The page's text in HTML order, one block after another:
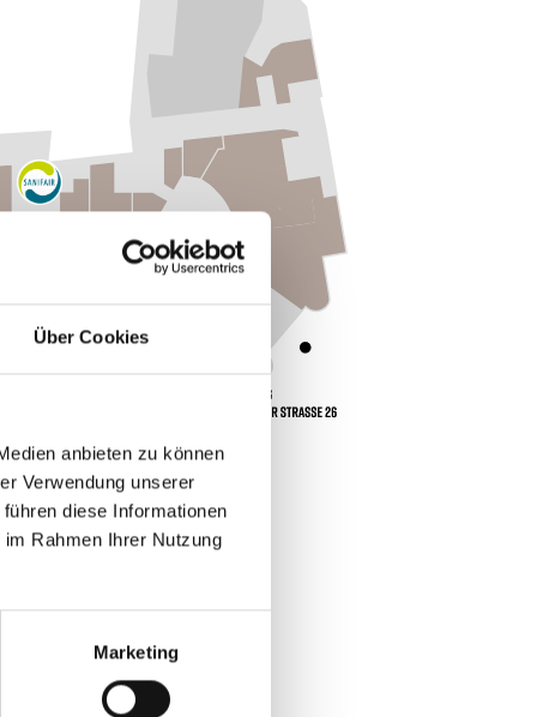
Über Cookies
anbieten zu können
Verwendung unserer
diese Informationen
Rahmen Ihrer Nutzung
Marketing